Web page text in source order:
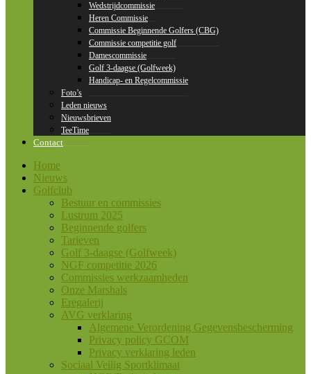
Wedstrijdcommissie
Heren Commissie
Commissie Beginnende Golfers (CBG)
Commissie competitie golf
Damescommissie
Golf 3-daagse (Golfweek)
Handicap- en Regelcommissie
Foto’s
Leden nieuws
Nieuwsbrieven
TeeTime
Contact
Home
Nieuws
Golfclub
Bestuur en commissies
Lustrum 2025
Beginnende golfers
Tarieven
Golf 3-daagse (Golfweek)
NGF competitie 2026
Commissies werkzaamheden
Onze Marshals
Eregalerij
AVG verklaring
Algemene Verordening Gegevensbescherming
Privacy policy GCOM
Privacy verklaring leden
Sociaal Veilig Sportklimaat